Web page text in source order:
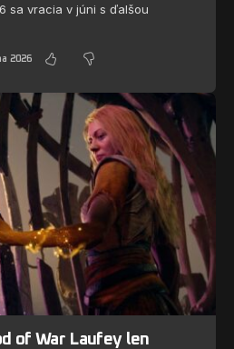
sa vracia v júni s ďalšou
2026
of War Laufey len